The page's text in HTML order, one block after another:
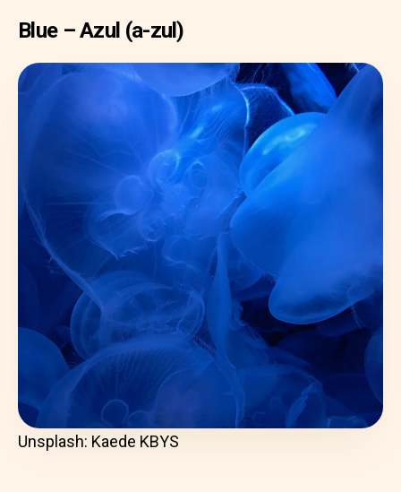
Blue – Azul (a-zul)
Unsplash: Kaede KBYS